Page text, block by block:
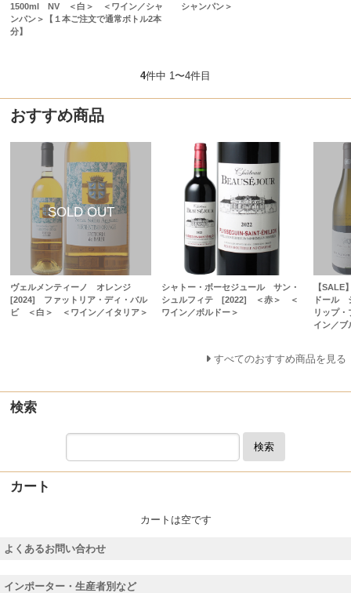
1500ml NV ＜白＞ ＜ワイン／シャ
ンパン＞【１本ご注文で通常ボトル2本
分】
シャンパン＞
4件中 1〜4件目
おすすめ商品
ヴェルメンティーノ オレンジ
[2024] ファットリア・ディ・バル
ビ ＜白＞ ＜ワイン／イタリア＞
シャトー・ボーセジュール サン・
シュルフィテ [2022] ＜赤＞ ＜
ワイン／ボルドー＞
【SALE
ドール
リップ
イン／ブ
すべてのおすすめ商品を見る
検索
検索
カート
カートは空です
よくあるお問い合わせ
インポーター・生産者別など